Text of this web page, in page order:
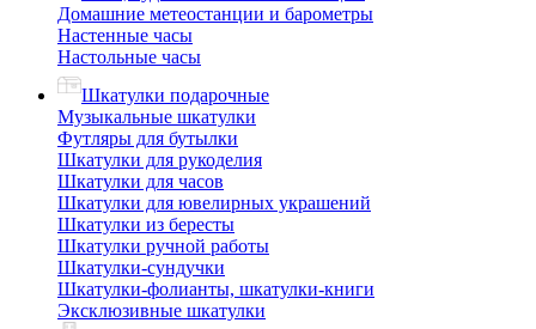
Домашние метеостанции и барометры
Настенные часы
Настольные часы
Шкатулки подарочные
Музыкальные шкатулки
Футляры для бутылки
Шкатулки для рукоделия
Шкатулки для часов
Шкатулки для ювелирных украшений
Шкатулки из бересты
Шкатулки ручной работы
Шкатулки-сундучки
Шкатулки-фолианты, шкатулки-книги
Эксклюзивные шкатулки